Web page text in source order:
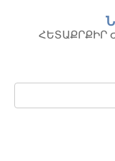
контентуՀԵՏԱՔՐՔԻՐ
Поиск: